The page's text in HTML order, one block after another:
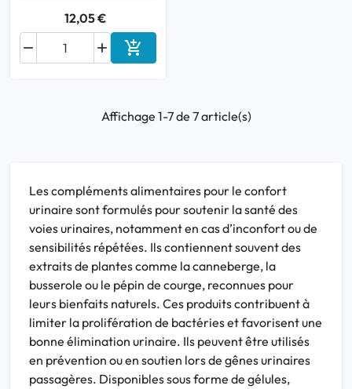
12,05 €

 Ajouter au panier
Affichage 1-7 de 7 article(s)
Les compléments alimentaires pour le confort
urinaire sont formulés pour soutenir la santé des
voies urinaires, notamment en cas d’inconfort ou de
sensibilités répétées. Ils contiennent souvent des
extraits de plantes comme la canneberge, la
busserole ou le pépin de courge, reconnues pour
leurs bienfaits naturels. Ces produits contribuent à
limiter la prolifération de bactéries et favorisent une
bonne élimination urinaire. Ils peuvent être utilisés
en prévention ou en soutien lors de gênes urinaires
passagères. Disponibles sous forme de gélules,